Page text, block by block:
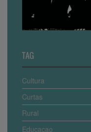
TAG
Cultura
Curtas
Rural
Educaçao